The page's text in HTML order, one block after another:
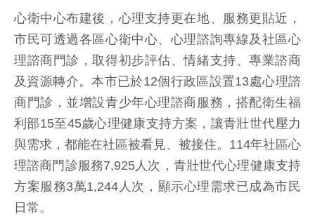
心衛中心布建後，心理支持更在地、服務更貼近，
市民可透過各區心衛中心、心理諮詢專線及社區心
理諮商門診，取得初步評估、情緒支持、專業諮商
及資源轉介。本市已於12個行政區設置13處心理諮
商門診，並增設青少年心理諮商服務，搭配衛生福
利部15至45歲心理健康支持方案，讓青壯世代壓力
與需求，都能在社區被看見、被接住。114年社區心
理諮商門診服務7,925人次，青壯世代心理健康支持
方案服務3萬1,244人次，顯示心理需求已成為市民
日常。